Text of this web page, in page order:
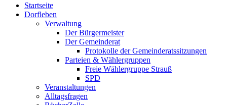
oben
scrollen
Startseite
Dorfleben
Verwaltung
Der Bürgermeister
Der Gemeinderat
Protokolle der Gemeinderatssitzungen
Parteien & Wählergruppen
Freie Wählergruppe Strauß
SPD
Veranstaltungen
Alltagsfragen